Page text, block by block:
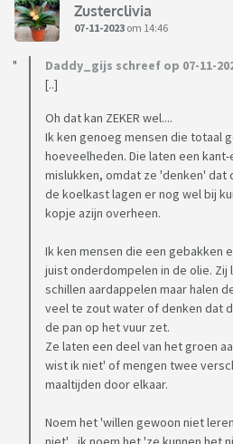
Zusterclivia
07-11-2023 om 14:46
Daddy_gijs schreef op 07-11-
[..]
Oh dat kan ZEKER wel....
Ik ken genoeg mensen die totaal
hoeveelheden. Die laten een
mislukken, omdat ze 'denken' dat
de koelkast lagen er nog wel bij
kopje azijn overheen.
Ik ken mensen die een gebakken
juist onderdompelen in de olie.
schillen aardappelen maar halen
veel te zout water of denken dat
de pan op het vuur zet.
Ze laten een deel van het groen
wist ik niet' of mengen twee
maaltijden door elkaar.
Noem het 'willen gewoon niet